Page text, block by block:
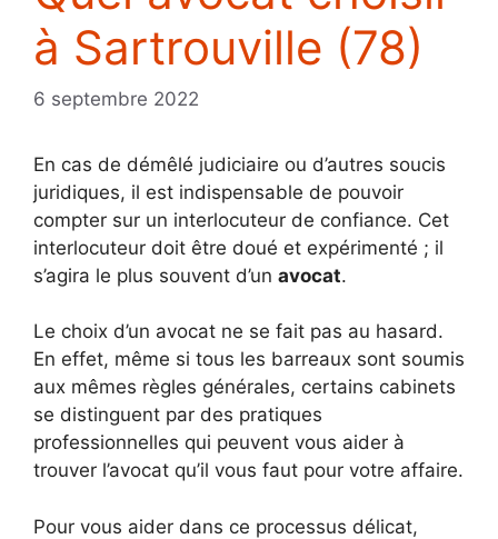
à Sartrouville (78)
6 septembre 2022
En cas de démêlé judiciaire ou d’autres soucis
juridiques, il est indispensable de pouvoir
compter sur un interlocuteur de confiance. Cet
interlocuteur doit être doué et expérimenté ; il
s’agira le plus souvent d’un avocat.
Le choix d’un avocat ne se fait pas au hasard.
En effet, même si tous les barreaux sont soumis
aux mêmes règles générales, certains cabinets
se distinguent par des pratiques
professionnelles qui peuvent vous aider à
trouver l’avocat qu’il vous faut pour votre affaire.
Pour vous aider dans ce processus délicat,